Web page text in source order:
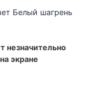
Белый шагрень
незначительно
экране